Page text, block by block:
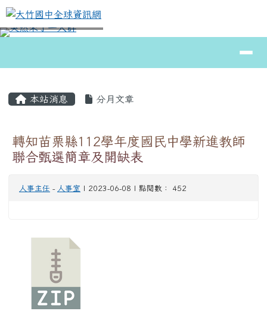
跳至主內容區
大竹國中全球資訊網
⏸
本站消息 分月文章
轉知苗栗縣112學年度國民中學新進教師
聯合甄選簡章及開缺表
人事主任 - 人事室 | 2023-06-08 | 點閱數： 452